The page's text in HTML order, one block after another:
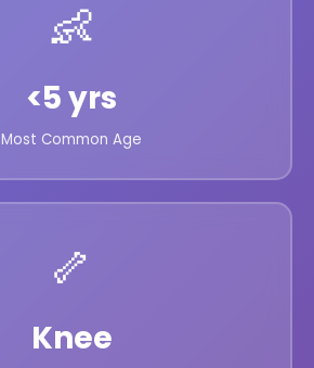
👶
<5 yrs
Most Common Age
🦴
Knee